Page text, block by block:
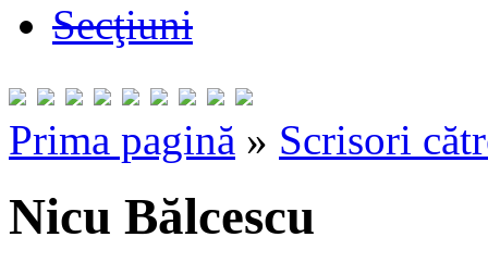
Secţiuni
Prima pagină » Scrisori
Nicu Bălcescu